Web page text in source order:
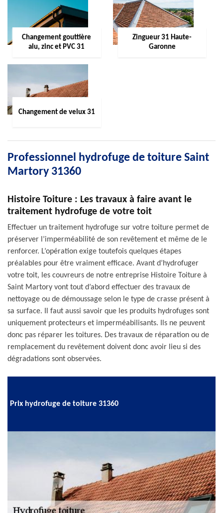
Changement gouttière
alu, zinc et PVC 31
Zingueur 31 Haute-
Garonne
Changement de velux 31
Professionnel hydrofuge de toiture Saint
Martory 31360
Histoire Toiture : Les travaux à faire avant le
traitement hydrofuge de votre toit
Effectuer un traitement hydrofuge sur votre toiture permet de
préserver l’imperméabilité de son revêtement et même de le
renforcer. L’opération exige toutefois quelques étapes
préalables pour être vraiment efficace. Avant d’hydrofuger
votre toit, les couvreurs de notre entreprise Histoire Toiture à
Saint Martory vont tout d’abord effectuer des travaux de
nettoyage ou de démoussage selon le type de crasse présent à
sa surface. Il faut aussi savoir que les produits hydrofuges sont
uniquement protecteurs et imperméabilisants. Ils ne peuvent
donc pas réparer les toitures. Des travaux de réparation ou de
remplacement du revêtement doivent donc avoir lieu si des
dégradations sont observées.
Prix hydrofuge de toiture 31360